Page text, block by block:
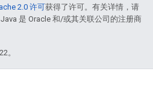
2.0 许可获得了许可。有关详情，请
是 Oracle 和/或其关联公司的注册商
。